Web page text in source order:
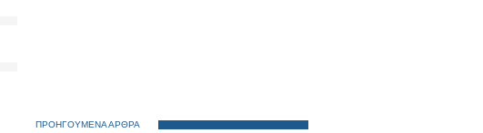
ΠΡΟΗΓΟΥΜΕΝΑ ΑΡΘΡΑ